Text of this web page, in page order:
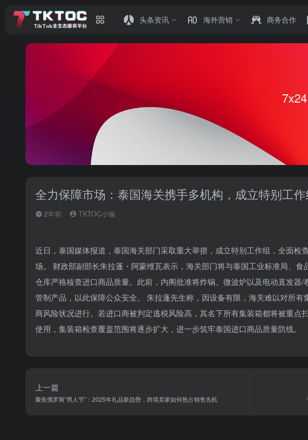
头条资讯 海外营销 商务合作
全力保障市场：泰国海关携手多机构，成立特别工
2年前 TKTOC小编
近日，泰国媒体报道，泰国海关部门采取重大举措，成立特别工作组，全面检
场。 财政部副部长朱拉蓬・阿蒙维瓦表示，海关部门将与泰国工业标准局、
仓库严格核查进口商品质量。此前，内阁批准将炸锅、微波炉以及电动直发器
管制产品，以此保障公众安全。 朱拉蓬先生称，因设备有限，海关难以对所
商风险状况进行。若进口商被判定逃税风险高，其名下所有集装箱都将被重点
使用，集装箱检查覆盖范围将逐步扩大，进一步筑牢泰国进口商品质量防线。
上一篇
聚焦俄罗斯“男人节”：2025年礼品新趋势，跨境卖家如何抢占销售先机